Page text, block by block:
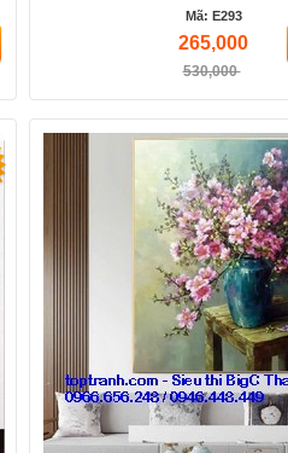
Mã: E293
265,000
530,000